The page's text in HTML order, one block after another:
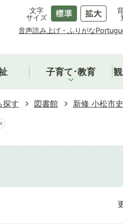
文字
サイズ
音声読み上げ・ふりがな
子育て･教育
探す 図書館 新修 小松市